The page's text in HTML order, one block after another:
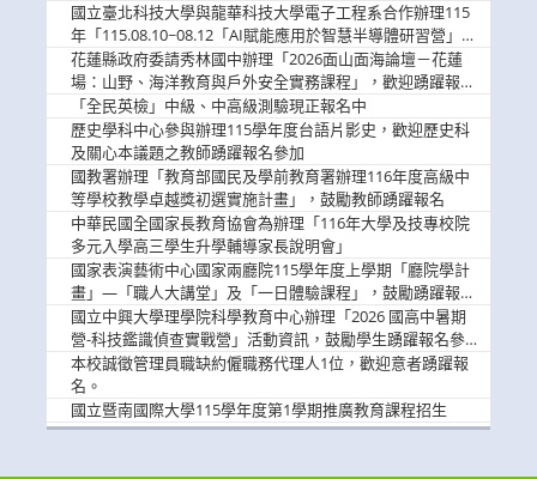
國立臺北科技大學與龍華科技大學電子工程系合作辦理115
年「115.08.10~08.12「AI賦能應用於智慧半導體研習營」，
歡迎學生踴躍報名參加
花蓮縣政府委請秀林國中辦理「2026面山面海論壇－花蓮
場：山野、海洋教育與戶外安全實務課程」，歡迎踴躍報名
參加
「全民英檢」中級、中高級測驗現正報名中
歷史學科中心參與辦理115學年度台語片影史，歡迎歷史科
及關心本議題之教師踴躍報名參加
國教署辦理「教育部國民及學前教育署辦理116年度高級中
等學校教學卓越獎初選實施計畫」，鼓勵教師踴躍報名
中華民國全國家長教育協會為辦理「116年大學及技專校院
多元入學高三學生升學輔導家長說明會」
國家表演藝術中心國家兩廳院115學年度上學期「廳院學計
畫」—「職人大講堂」及「一日體驗課程」，鼓勵踴躍報名
參與。
國立中興大學理學院科學教育中心辦理「2026 國高中暑期
營-科技鑑識偵查實戰營」活動資訊，鼓勵學生踴躍報名參
加。
本校誠徵管理員職缺約僱職務代理人1位，歡迎意者踴躍報
名。
國立暨南國際大學115學年度第1學期推廣教育課程招生